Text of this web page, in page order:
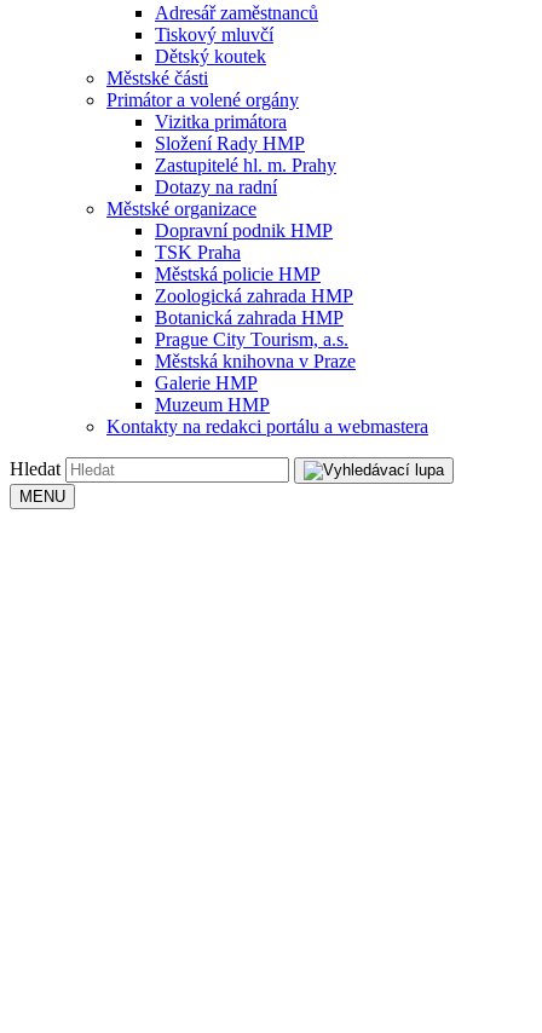
Adresář zaměstnanců
Tiskový mluvčí
Dětský koutek
Městské části
Primátor a volené orgány
Vizitka primátora
Složení Rady HMP
Zastupitelé hl. m. Prahy
Dotazy na radní
Městské organizace
Dopravní podnik HMP
TSK Praha
Městská policie HMP
Zoologická zahrada HMP
Botanická zahrada HMP
Prague City Tourism, a.s.
Městská knihovna v Praze
Galerie HMP
Muzeum HMP
Kontakty na redakci portálu a webmastera
Hledat
MENU